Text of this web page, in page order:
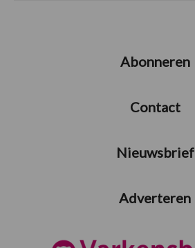
Abonneren
Contact
Nieuwsbrief
Adverteren